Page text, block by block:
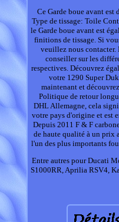
Ce Garde boue avant
Type de tissage: Toile
le Garde boue avant est
finitions de tissage. Si
veuillez nous contacter.
conseiller sur les
respectives. Découvrez
votre 1290 Super
maintenant et
Politique de retour
DHL Allemagne, cela
votre pays d'origine et est
Depuis 2011 F & F
de haute qualité à un prix
l'un des plus importants
Entre autres pour Ducati
S1000RR, Aprilia RSV4,